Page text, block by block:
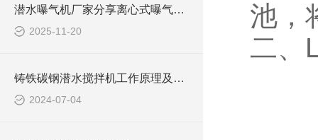
潜水曝气机厂家分享离心式曝气机与射流式曝气机如何选型
2025-11-20
铸铁碳钢潜水搅拌机工作原理及作用特点、安装图、CAD结构图
2024-07-04
池，
二、